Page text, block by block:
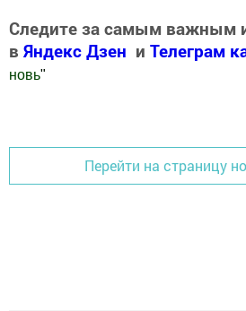
Следите за самым важным
в Яндекс Дзен и Телеграм
новь"
Перейти на страницу